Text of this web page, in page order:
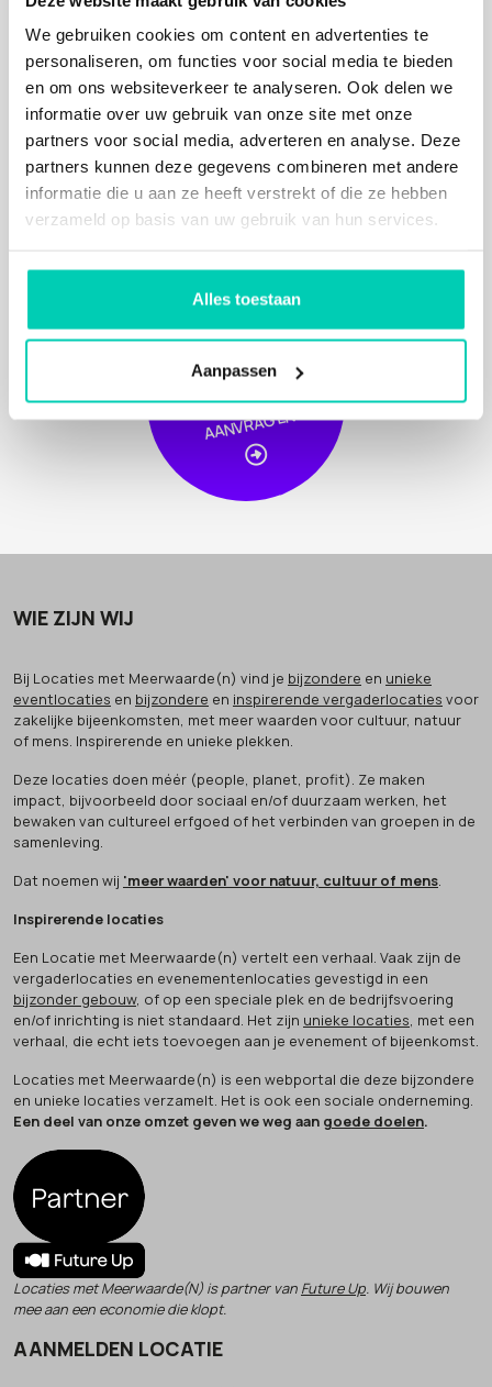
We gebruiken cookies om content en advertenties te
personaliseren, om functies voor social media te bieden
en om ons websiteverkeer te analyseren. Ook delen we
informatie over uw gebruik van onze site met onze
partners voor social media, adverteren en analyse. Deze
partners kunnen deze gegevens combineren met andere
informatie die u aan ze heeft verstrekt of die ze hebben
verzameld op basis van uw gebruik van hun services.
Alles toestaan
Aanpassen
mooi weer eet je natuurlijk buiten, onder de
notenbomen of in de beeldentuin.
Unieke locatie in de Randstad
Art Centre Delft ligt ook nog op steenworp afstand
van de luchthaven Rotterdam. Handig voor
internationale gasten! Echt een unieke locatie in de
Randstad, midden in de natuur!
VRIJBLIJVE
N
D
BE
S
C
HIKBAAR
HEI
D
OF
OFFER
TE
AA
NVRA
GE
N
WIE ZIJN WIJ
Bij Locaties met Meerwaarde(n) vind je bijzondere en unieke
eventlocaties en bijzondere en inspirerende vergaderlocaties voor
zakelijke bijeenkomsten, met meer waarden voor cultuur, natuur
of mens. Inspirerende en unieke plekken.
Deze locaties doen méér (people, planet, profit). Ze maken
impact, bijvoorbeeld door sociaal en/of duurzaam werken, het
bewaken van cultureel erfgoed of het verbinden van groepen in de
samenleving.
Dat noemen wij 'meer waarden' voor natuur, cultuur of mens.
Inspirerende locaties
Een Locatie met Meerwaarde(n) vertelt een verhaal. Vaak zijn de
vergaderlocaties en evenementenlocaties gevestigd in een
bijzonder gebouw, of op een speciale plek en de bedrijfsvoering
en/of inrichting is niet standaard. Het zijn unieke locaties, met een
verhaal, die echt iets toevoegen aan je evenement of bijeenkomst.
Locaties met Meerwaarde(n) is een webportal die deze bijzondere
en unieke locaties verzamelt. Het is ook een sociale onderneming.
Een deel van onze omzet geven we weg aan goede doelen.
Locaties met Meerwaarde(N) is partner van Future Up. Wij bouwen
mee aan een economie die klopt.
AANMELDEN LOCATIE